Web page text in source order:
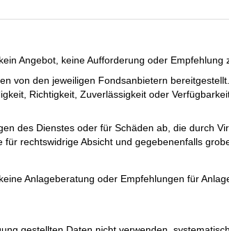
Angebot, keine Aufforderung oder
von den jeweiligen Fondsanbietern
Richtigkeit, Zuverlässigkeit oder
des Dienstes oder für Schäden ab, die durch
rechtswidrige Absicht und gegebenenfalls
Anlageberatung oder Empfehlungen für